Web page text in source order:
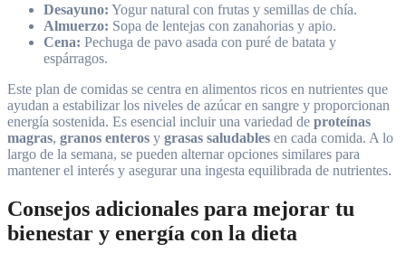
Desayuno: Yogur natural con frutas y semillas de chía.
Almuerzo: Sopa de lentejas con zanahorias y apio.
Cena: Pechuga de pavo asada con puré de batata y
espárragos.
Este plan de comidas se centra en alimentos ricos en nutrientes que
ayudan a estabilizar los niveles de azúcar en sangre y proporcionan
energía sostenida. Es esencial incluir una variedad de proteínas
magras, granos enteros y grasas saludables en cada comida. A lo
largo de la semana, se pueden alternar opciones similares para
mantener el interés y asegurar una ingesta equilibrada de nutrientes.
Consejos adicionales para mejorar tu
bienestar y energía con la dieta